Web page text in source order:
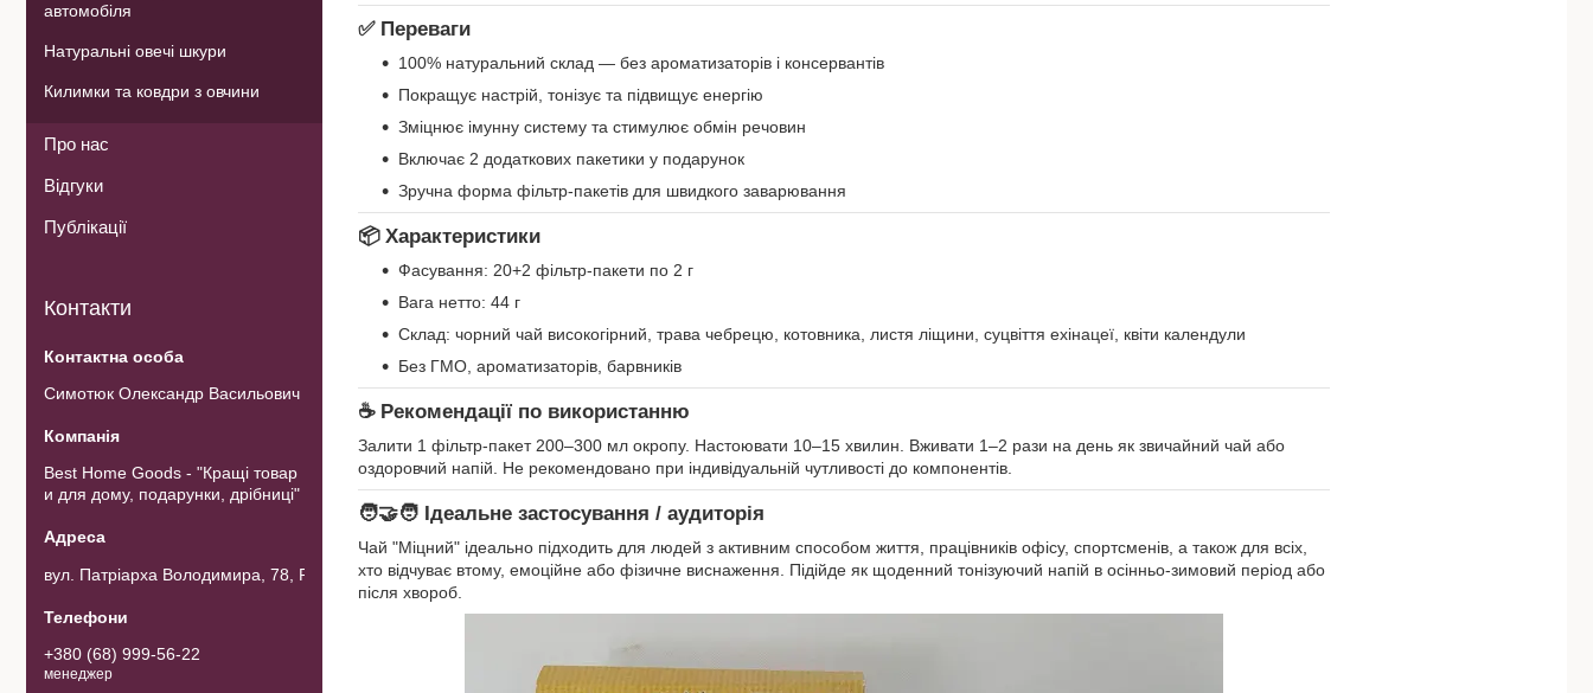
✅ Переваги
100% натуральний склад — без ароматизаторів і консервантів
Покращує настрій, тонізує та підвищує енергію
Зміцнює імунну систему та стимулює обмін речовин
Включає 2 додаткових пакетики у подарунок
Зручна форма фільтр-пакетів для швидкого заварювання
📦 Характеристики
Фасування: 20+2 фільтр-пакети по 2 г
Вага нетто: 44 г
Склад: чорний чай високогірний, трава чебрецю, котовника, листя ліщини, суцвіття ехінацеї, квіти календули
Без ГМО, ароматизаторів, барвників
☕ Рекомендації по використанню
Залити 1 фільтр-пакет 200–300 мл окропу. Настоювати 10–15 хвилин. Вживати 1–2 рази на день як звичайний чай або
оздоровчий напій. Не рекомендовано при індивідуальній чутливості до компонентів.
🧑‍🤝‍🧑 Ідеальне застосування / аудиторія
Чай "Міцний" ідеально підходить для людей з активним способом життя, працівників офісу, спортсменів, а також для всіх,
хто відчуває втому, емоційне або фізичне виснаження. Підійде як щоденний тонізуючий напій в осінньо-зимовий період або
після хвороб.
автомобіля
Натуральні овечі шкури
Килимки та ковдри з овчини
Про нас
Відгуки
Публікації
Контакти
Симотюк Олександр Васильович
Best Home Goods - "Кращі товар
и для дому, подарунки, дрібниці"
вул. Патріарха Володимира, 78, Рожнов, Україна
+380 (68) 999-56-22
менеджер